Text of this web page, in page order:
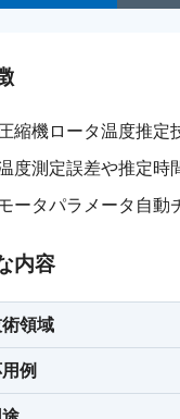
縮機ロータ温度推定
度測定誤差や推定時
ータパラメータ自動
内容
領域
例